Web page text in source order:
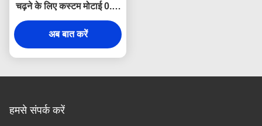
चढ़ने के लिए कस्टम मोटाई 0.6-
1.2 मिमी कस्टम रंग लेपित
गैल्वेनाइज्ड पीपीजीआई कॉइल
अब बात करें
हमसे संपर्क करें